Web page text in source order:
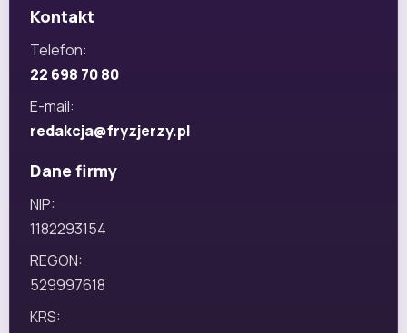
Kontakt
Telefon:
22 698 70 80
E-mail:
redakcja@fryzjerzy.pl
Dane firmy
NIP:
1182293154
REGON:
529997618
KRS: